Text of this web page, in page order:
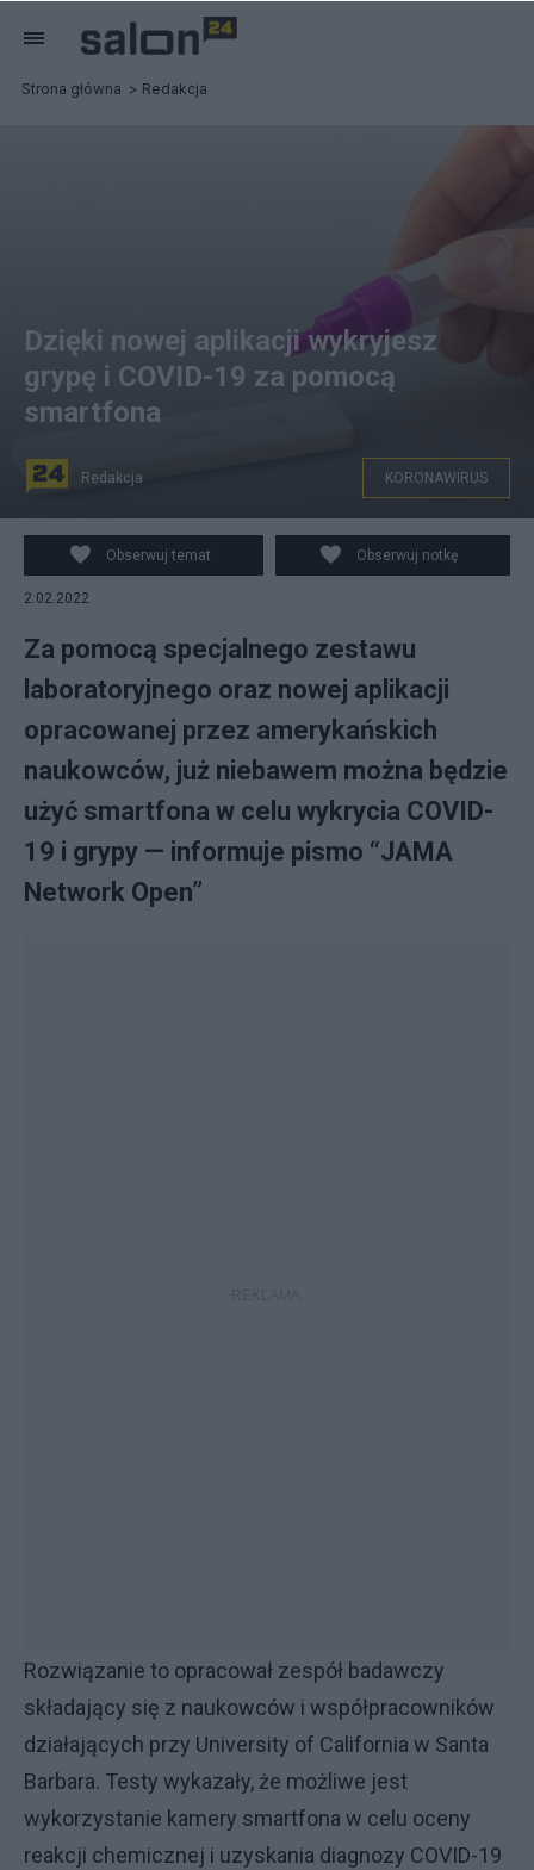
Strona główna Redakcja
źródło: Pixabay
Dzięki nowej aplikacji wykryjesz
grypę i COVID-19 za pomocą
smartfona
Redakcja KORONAWIRUS
Obserwuj temat Obserwuj notkę
2.02.2022
Za pomocą specjalnego zestawu
laboratoryjnego oraz nowej aplikacji
opracowanej przez amerykańskich
naukowców, już niebawem można będzie
użyć smartfona w celu wykrycia COVID-
19 i grypy — informuje pismo “JAMA
Network Open”
Rozwiązanie to opracował zespół badawczy
składający się z naukowców i współpracowników
działających przy University of California w Santa
Barbara. Testy wykazały, że możliwe jest
wykorzystanie kamery smartfona w celu oceny
reakcji chemicznej i uzyskania diagnozy COVID-19